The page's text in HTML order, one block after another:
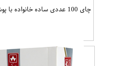
چای 100 عددی ساده خانواده با پوشش برند : دبش